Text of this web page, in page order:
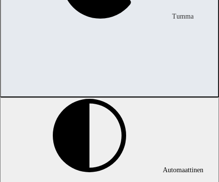
Tumma
Automaattinen